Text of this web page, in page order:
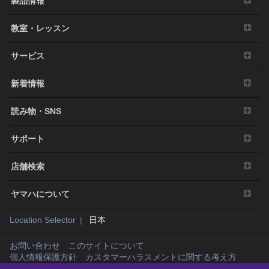
教室・レッスン
サービス
新着情報
読み物・SNS
サポート
店舗検索
ヤマハについて
Location Selector 日本
お問い合わせ
このサイトについて
個人情報保護方針
カスタマーハラスメントに関する考え方